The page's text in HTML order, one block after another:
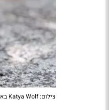
צילום: Katya Wolf באתר PEXELS